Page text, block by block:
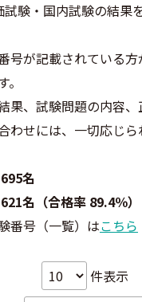
験・国内試験の結果
号が記載されている
果、試験問題の内容
わせには、一切応じら
名
名（合格率 89.4％）
番号（一覧）はこちら
件表示